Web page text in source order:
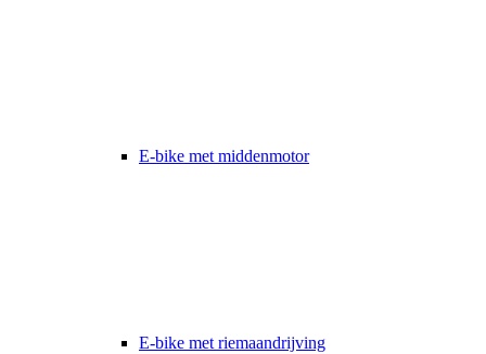
E-bike met middenmotor
E-bike met riemaandrijving